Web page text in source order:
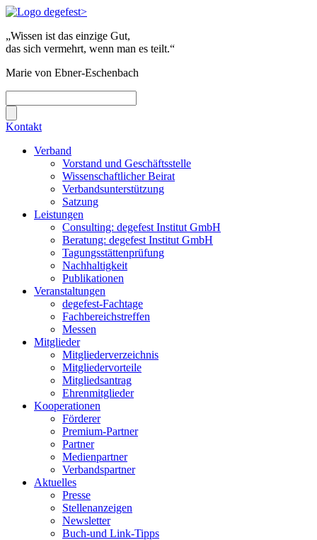
„Wissen ist das einzige Gut,
das sich vermehrt, wenn man es teilt.“
Marie von Ebner-Eschenbach
Kontakt
Verband
Vorstand und Geschäftsstelle
Wissenschaftlicher Beirat
Verbandsunterstützung
Satzung
Leistungen
Consulting: degefest Institut GmbH
Beratung: degefest Institut GmbH
Tagungsstättenprüfung
Nachhaltigkeit
Publikationen
Veranstaltungen
degefest-Fachtage
Fachbereichstreffen
Messen
Mitglieder
Mitgliederverzeichnis
Mitgliedervorteile
Mitgliedsantrag
Ehrenmitglieder
Kooperationen
Förderer
Premium-Partner
Partner
Medienpartner
Verbandspartner
Aktuelles
Presse
Stellenanzeigen
Newsletter
Buch-und Link-Tipps